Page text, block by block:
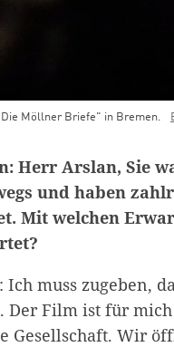
Möllner Briefe" in Bremen.
Herr Arslan, Sie
und haben
Mit welchen
muss zugeben,
Der Film ist für
Gesellschaft. Wir